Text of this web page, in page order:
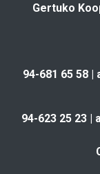
Gertuko
94-681 65 58 |
94-623 25 23 |